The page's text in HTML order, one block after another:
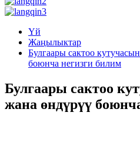
Үй
Жаңылыктар
Булгаары сактоо
боюнча негизги билим
Булгаары сактоо
жана өндүрүү